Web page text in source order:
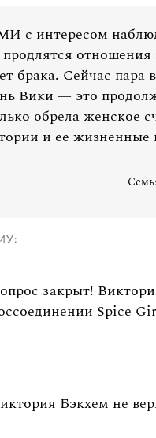
с интересом
брака. Сейчас
Вики — это
обрела женское
и ее
закрыт!
Spice
Бэкхем не